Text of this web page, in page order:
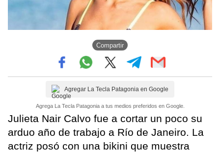
Compartir
Agregar La Tecla Patagonia en Google
Agrega La Tecla Patagonia a tus medios preferidos en Google.
Julieta Nair Calvo fue a cortar un poco su
arduo año de trabajo a Río de Janeiro. La
actriz posó con una bikini que muestra